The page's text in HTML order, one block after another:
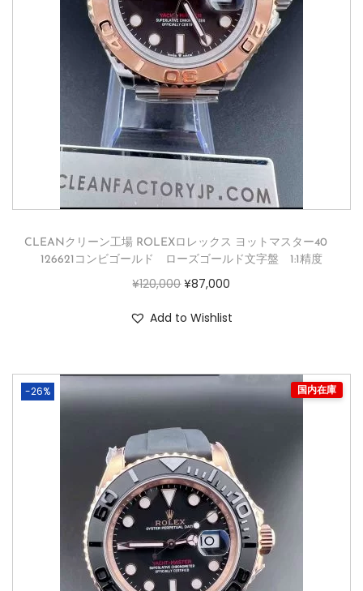
CLEANクリーン工場 ROLEXロレックス ヨットマスター40
126621コンビゴールド ローズゴールド文字盤 1:1精度
¥120,000 ¥87,000
Add to Wishlist
国内在庫
-26%